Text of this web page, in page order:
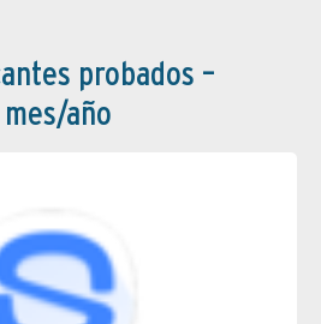
probados –
año